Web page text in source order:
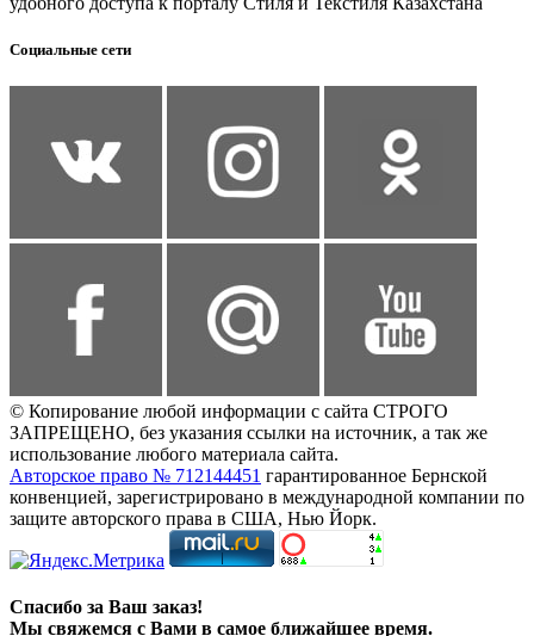
Социальные сети
© Копирование любой информации с сайта СТРОГО
ЗАПРЕЩЕНО, без указания ссылки на источник, а так же
использование любого материала сайта.
Авторское право № 712144451 гарантированное Бернской
конвенцией, зарегистрировано в международной компании по
защите авторского права в США, Нью Йорк.
Спасибо за Ваш заказ!
Мы свяжемся с Вами в самое ближайшее время.